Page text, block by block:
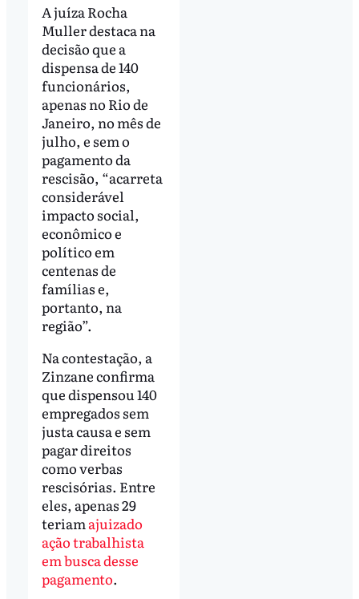
A juíza Rocha
Muller destaca na
decisão que a
dispensa de 140
funcionários,
apenas no Rio de
Janeiro, no mês de
julho, e sem o
pagamento da
rescisão, “acarreta
considerável
impacto social,
econômico e
político em
centenas de
famílias e,
portanto, na
região”.
Na contestação, a
Zinzane confirma
que dispensou 140
empregados sem
justa causa e sem
pagar direitos
como verbas
rescisórias. Entre
eles, apenas 29
teriam ajuizado
ação trabalhista
em busca desse
pagamento.